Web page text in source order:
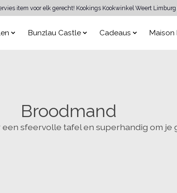
item voor elk gerecht! Kookings Kookwinkel Weert
Bunzlau Castle Cadeaus Maison
Broodmand
sfeervolle tafel en superhandig om